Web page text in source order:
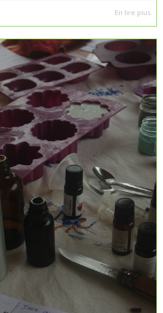
En lire plus